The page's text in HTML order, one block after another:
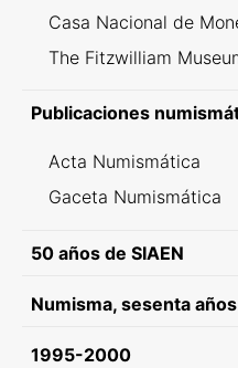
Casa Nacional de
The Fitzwilliam
Publicaciones
Acta Numismática
Gaceta Numismática
50 años de SIAEN
Numisma, sesenta años
1995-2000